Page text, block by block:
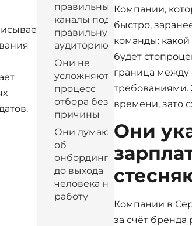
правильные
каналы под
правильную
аудиторию
Они не
усложняют
процесс
отбора без
причины
Они думают
об
онбординге
до выхода
человека на
работу
Компании,
быстро,
команды:
будет
граница
требованиями.
времени, зато
Они
Компании в
за счёт бренда